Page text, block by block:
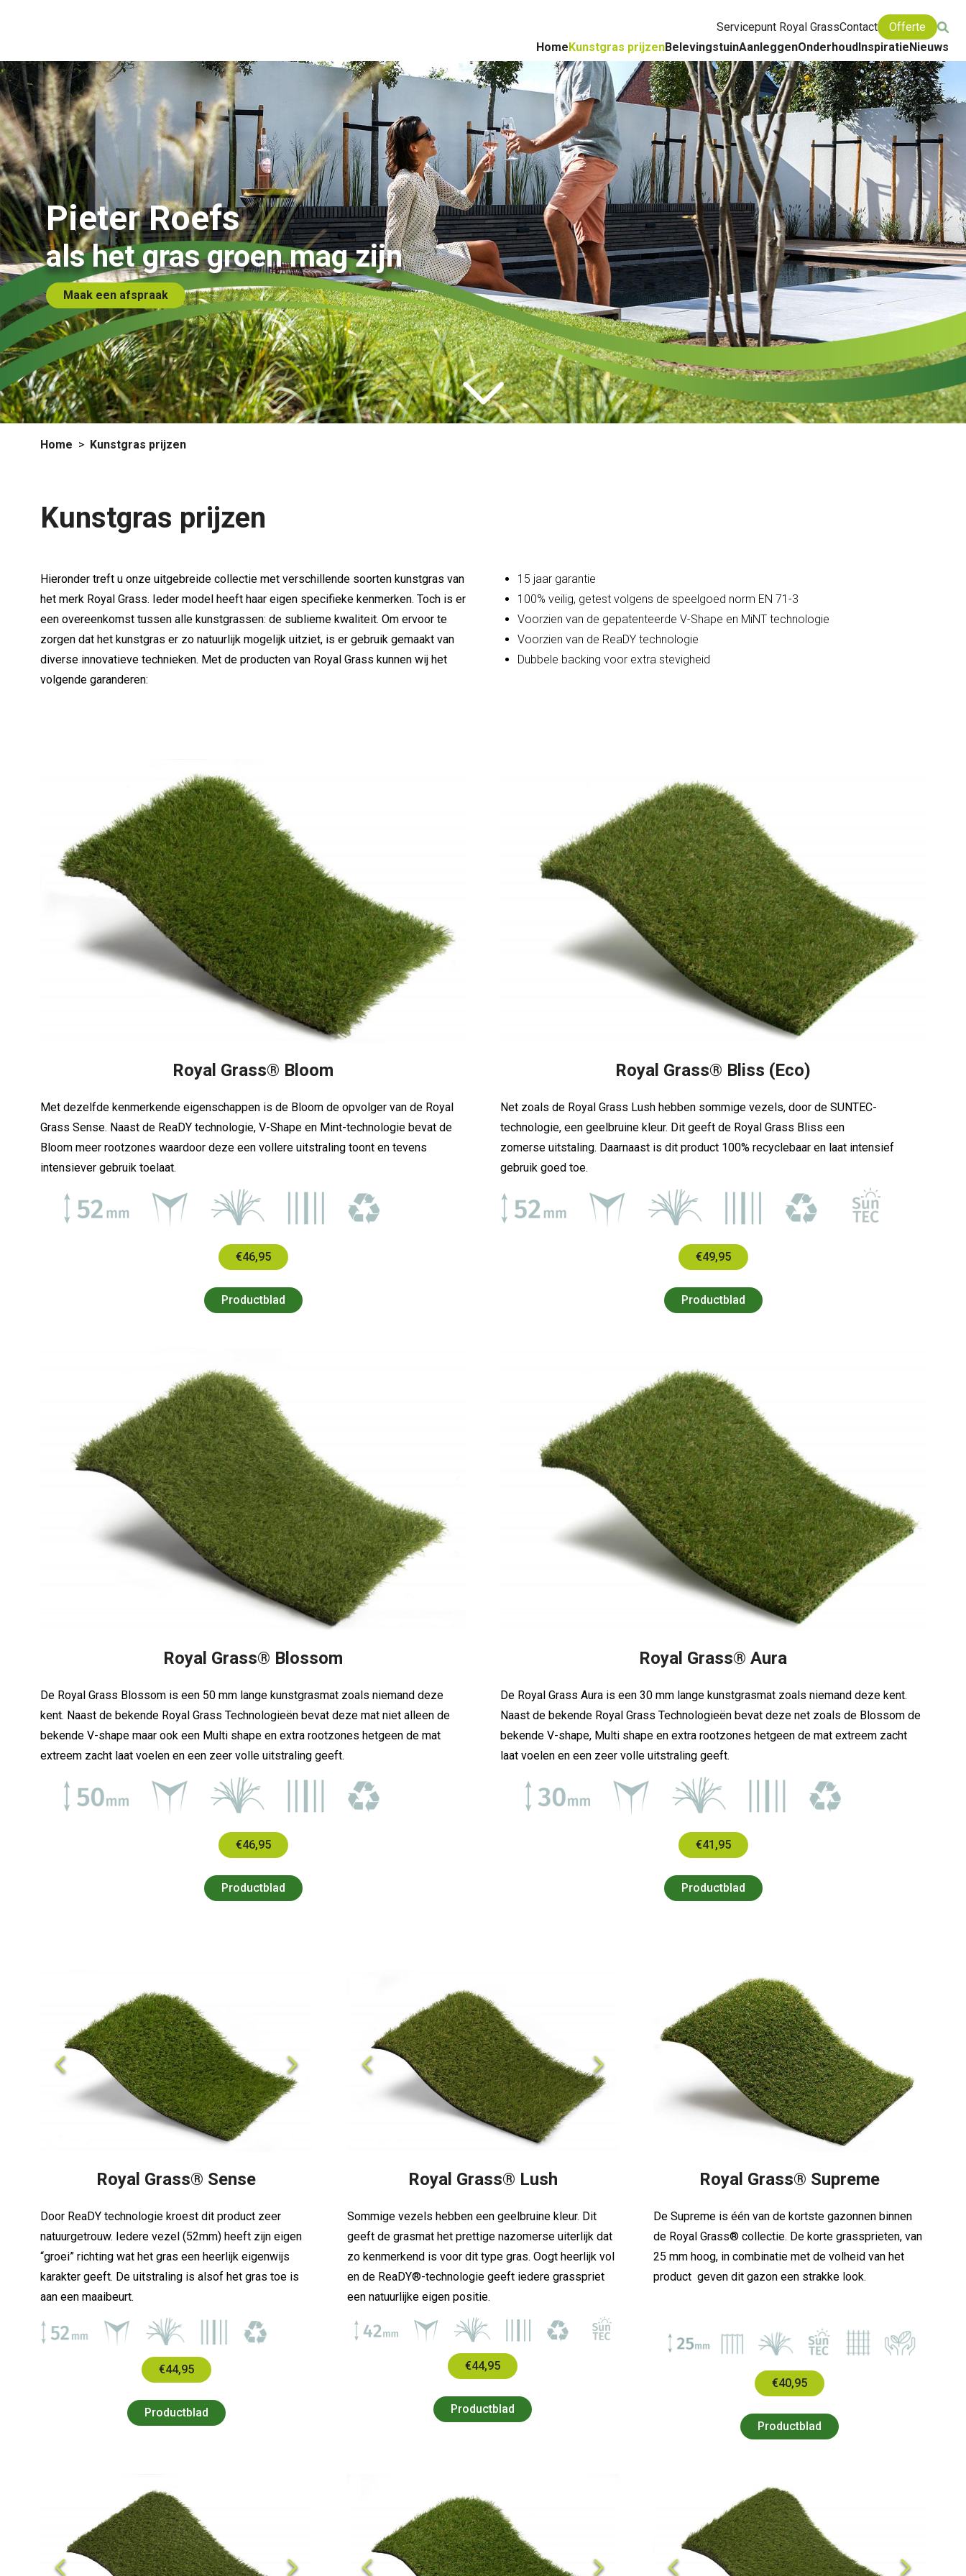
Servicepunt Royal GrassContact
Offerte
HomeKunstgras prijzenBelevingstuinAanleggenOnderhoudInspiratieNieuws
Pieter Roefs
als het gras groen mag zijn
Maak een afspraak
Home Kunstgras prijzen
Kunstgras prijzen
Hieronder treft u onze uitgebreide collectie met verschillende soorten kunstgras van
het merk Royal Grass. Ieder model heeft haar eigen specifieke kenmerken. Toch is er
een overeenkomst tussen alle kunstgrassen: de sublieme kwaliteit. Om ervoor te
zorgen dat het kunstgras er zo natuurlijk mogelijk uitziet, is er gebruik gemaakt van
diverse innovatieve technieken. Met de producten van Royal Grass kunnen wij het
volgende garanderen:
15 jaar garantie
100% veilig, getest volgens de speelgoed norm EN 71-3
Voorzien van de gepatenteerde V-Shape en MiNT technologie
Voorzien van de ReaDY technologie
Dubbele backing voor extra stevigheid
Royal Grass® Bloom
Met dezelfde kenmerkende eigenschappen is de Bloom de opvolger van de Royal
Grass Sense. Naast de ReaDY technologie, V-Shape en Mint-technologie bevat de
Bloom meer rootzones waardoor deze een vollere uitstraling toont en tevens
intensiever gebruik toelaat.
€46,95
Productblad
Royal Grass® Bliss (Eco)
Net zoals de Royal Grass Lush hebben sommige vezels, door de SUNTEC-
technologie, een geelbruine kleur. Dit geeft de Royal Grass Bliss een
zomerse uitstaling. Daarnaast is dit product 100% recyclebaar en laat intensief
gebruik goed toe.
€49,95
Productblad
Royal Grass® Blossom
De Royal Grass Blossom is een 50 mm lange kunstgrasmat zoals niemand deze
kent. Naast de bekende Royal Grass Technologieën bevat deze mat niet alleen de
bekende V-shape maar ook een Multi shape en extra rootzones hetgeen de mat
extreem zacht laat voelen en een zeer volle uitstraling geeft.
€46,95
Productblad
Royal Grass® Aura
De Royal Grass Aura is een 30 mm lange kunstgrasmat zoals niemand deze kent.
Naast de bekende Royal Grass Technologieën bevat deze net zoals de Blossom de
bekende V-shape, Multi shape en extra rootzones hetgeen de mat extreem zacht
laat voelen en een zeer volle uitstraling geeft.
€41,95
Productblad
Previous Next
Royal Grass® Sense
Door ReaDY technologie kroest dit product zeer
natuurgetrouw. Iedere vezel (52mm) heeft zijn eigen
“groei” richting wat het gras een heerlijk eigenwijs
karakter geeft. De uitstraling is alsof het gras toe is
aan een maaibeurt.
€44,95
Productblad
Previous Next
Royal Grass® Lush
Sommige vezels hebben een geelbruine kleur. Dit
geeft de grasmat het prettige nazomerse uiterlijk dat
zo kenmerkend is voor dit type gras. Oogt heerlijk vol
en de ReaDY®-technologie geeft iedere grasspriet
een natuurlijke eigen positie.
€44,95
Productblad
Royal Grass® Supreme
De Supreme is één van de kortste gazonnen binnen
de Royal Grass® collectie. De korte grassprieten, van
25 mm hoog, in combinatie met de volheid van het
product geven dit gazon een strakke look.
€40,95
Productblad
Previous Next Previous Next Previous Next